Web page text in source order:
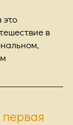
это
в